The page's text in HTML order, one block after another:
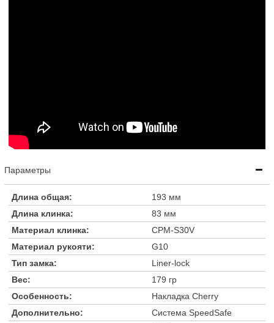
Параметры
Длина общая:
193 мм
Длина клинка:
83 мм
Материал клинка:
CPM-S30V
Материал рукояти:
G10
Тип замка:
Liner-lock
Вес:
179 гр
Особенность:
Накладка Cherry
Дополнительно:
Система SpeedSafe